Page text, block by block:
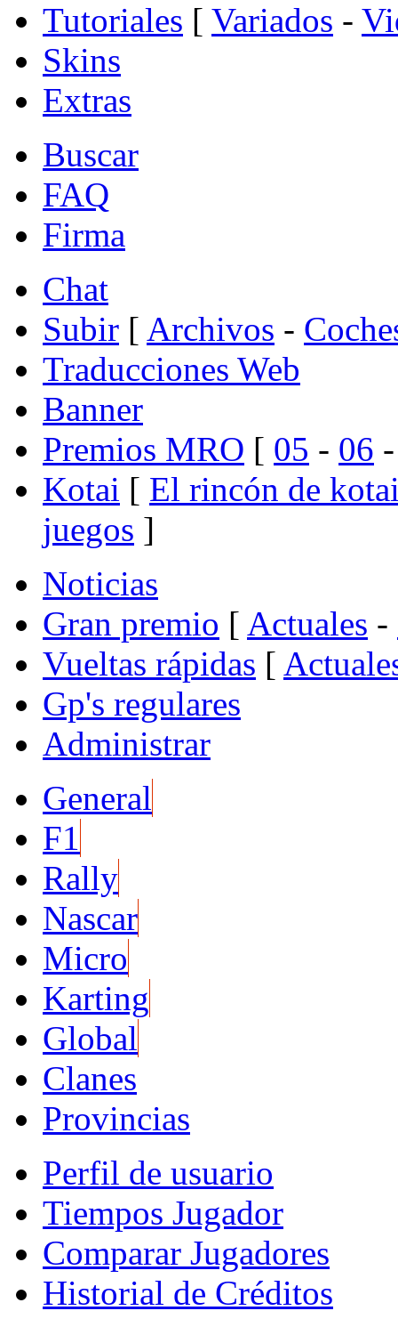
Tutoriales [ Variados -
Skins
Extras
Buscar
FAQ
Firma
Chat
Subir [ Archivos -
Traducciones Web
Banner
Premios MRO [ 05 - 06
Kotai [ El rincón de
juegos ]
Noticias
Gran premio [ Actuales -
Vueltas rápidas [
Gp's regulares
Administrar
General
F1
Rally
Nascar
Micro
Karting
Global
Clanes
Provincias
Perfil de usuario
Tiempos Jugador
Comparar Jugadores
Historial de Créditos